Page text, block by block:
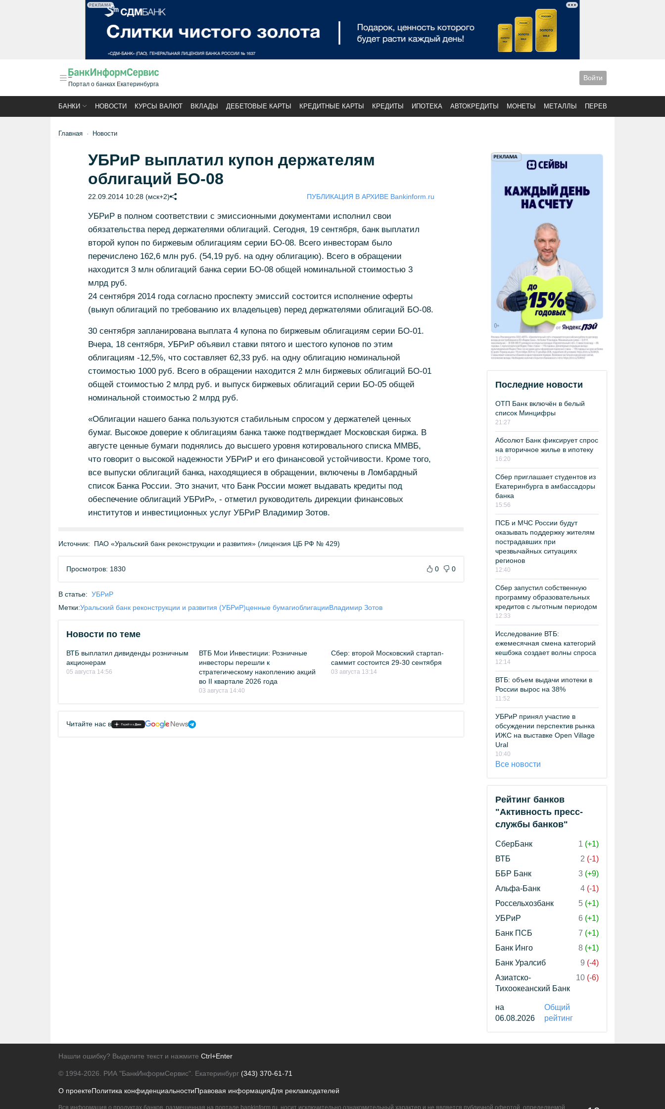
РЕКЛАМА
Портал о банках Екатеринбурга
Войти
БАНКИ НОВОСТИ КУРСЫ ВАЛЮТ ВКЛАДЫ ДЕБЕТОВЫЕ КАРТЫ КРЕДИТНЫЕ КАРТЫ КРЕДИТЫ ИПОТЕКА АВТОКРЕДИТЫ МОНЕТЫ МЕТАЛЛЫ ПЕРЕВОДЫ
Главная Новости
УБРиР выплатил купон держателям
облигаций БО-08
22.09.2014 10:28 (мск+2) ПУБЛИКАЦИЯ В АРХИВЕ Bankinform.ru
УБРиР в полном соответствии с эмиссионными документами исполнил свои
обязательства перед держателями облигаций. Сегодня, 19 сентября, банк выплатил
второй купон по биржевым облигациям серии БО-08. Всего инвесторам было
перечислено 162,6 млн руб. (54,19 руб. на одну облигацию). Всего в обращении
находится 3 млн облигаций банка серии БО-08 общей номинальной стоимостью 3
млрд руб.
24 сентября 2014 года согласно проспекту эмиссий состоится исполнение оферты
(выкуп облигаций по требованию их владельцев) перед держателями облигаций БО-08.
30 сентября запланирована выплата 4 купона по биржевым облигациям серии БО-01.
Вчера, 18 сентября, УБРиР объявил ставки пятого и шестого купонов по этим
облигациям -12,5%, что составляет 62,33 руб. на одну облигацию номинальной
стоимостью 1000 руб. Всего в обращении находится 2 млн биржевых облигаций БО-01
общей стоимостью 2 млрд руб. и выпуск биржевых облигаций серии БО-05 общей
номинальной стоимостью 2 млрд руб.
«Облигации нашего банка пользуются стабильным спросом у держателей ценных
бумаг. Высокое доверие к облигациям банка также подтверждает Московская биржа. В
августе ценные бумаги поднялись до высшего уровня котировального списка ММВБ,
что говорит о высокой надежности УБРиР и его финансовой устойчивости. Кроме того,
все выпуски облигаций банка, находящиеся в обращении, включены в Ломбардный
список Банка России. Это значит, что Банк России может выдавать кредиты под
обеспечение облигаций УБРиР», - отметил руководитель дирекции финансовых
институтов и инвестиционных услуг УБРиР Владимир Зотов.
Источник: ПАО «Уральский банк реконструкции и развития» (лицензия ЦБ РФ № 429)
Просмотров: 1830 0 0
В статье: УБРиР
Метки:Уральский банк реконструкции и развития (УБРиР)ценные бумагиоблигацииВладимир Зотов
Новости по теме
ВТБ выплатил дивиденды розничным
акционерам
05 августа 14:56
ВТБ Мои Инвестиции: Розничные
инвесторы перешли к
стратегическому накоплению акций
во II квартале 2026 года
03 августа 14:40
Сбер: второй Московский стартап-
саммит состоится 29-30 сентября
03 августа 13:14
Читайте нас в
Последние новости
ОТП Банк включён в белый
список Минцифры
21:27
Абсолют Банк фиксирует спрос
на вторичное жилье в ипотеку
16:20
Сбер приглашает студентов из
Екатеринбурга в амбассадоры
банка
15:56
ПСБ и МЧС России будут
оказывать поддержку жителям
пострадавших при
чрезвычайных ситуациях
регионов
12:40
Сбер запустил собственную
программу образовательных
кредитов с льготным периодом
12:33
Исследование ВТБ:
ежемесячная смена категорий
кешбэка создает волны спроса
12:14
ВТБ: объем выдачи ипотеки в
России вырос на 38%
11:52
УБРиР принял участие в
обсуждении перспектив рынка
ИЖС на выставке Open Village
Ural
10:40
Все новости
Рейтинг банков
"Активность пресс-
службы банков"
СберБанк 1 (+1)
ВТБ
2 (-1)
ББР Банк
3 (+9)
Альфа-Банк
4 (-1)
Россельхозбанк
5 (+1)
УБРиР
6 (+1)
Банк ПСБ
7 (+1)
Банк Инго
8 (+1)
Банк Уралсиб
9 (-4)
Азиатско-
Тихоокеанский Банк
10 (-6)
на
06.08.2026
Общий
рейтинг
Нашли ошибку? Выделите текст и нажмите Ctrl+Enter
© 1994-2026. РИА "БанкИнформСервис". Екатеринбург (343) 370-61-71
О проектеПолитика конфиденциальностиПравовая информацияДля рекламодателей
Вся информация о продуктах банков, размещенная на портале bankinform.ru, носит исключительно ознакомительный характер и не является публичной офертой, определяемой